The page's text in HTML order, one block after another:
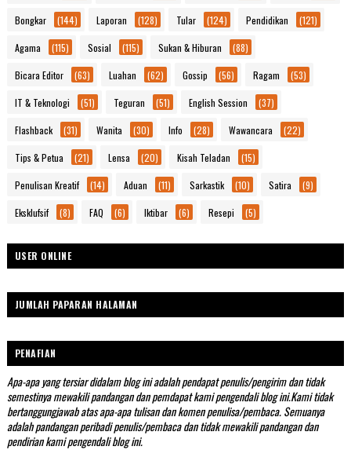
Bongkar (144) Laporan (128) Tular (124) Pendidikan (121)
Agama (115) Sosial (115) Sukan & Hiburan (88)
Bicara Editor (63) Luahan (62) Gossip (56) Ragam (53)
IT & Teknologi (51) Teguran (51) English Session (37)
Flashback (31) Wanita (30) Info (28) Wawancara (22)
Tips & Petua (21) Lensa (20) Kisah Teladan (15)
Penulisan Kreatif (14) Aduan (11) Sarkastik (10) Satira (9)
Eksklufsif (8) FAQ (6) Iktibar (6) Resepi (5)
USER ONLINE
JUMLAH PAPARAN HALAMAN
PENAFIAN
Apa-apa yang tersiar didalam blog ini adalah pendapat penulis/pengirim dan tidak
semestinya mewakili pandangan dan pemdapat kami pengendali blog ini.Kami tidak
bertanggungjawab atas apa-apa tulisan dan komen penulisa/pembaca. Semuanya
adalah pandangan peribadi penulis/pembaca dan tidak mewakili pandangan dan
pendirian kami pengendali blog ini.